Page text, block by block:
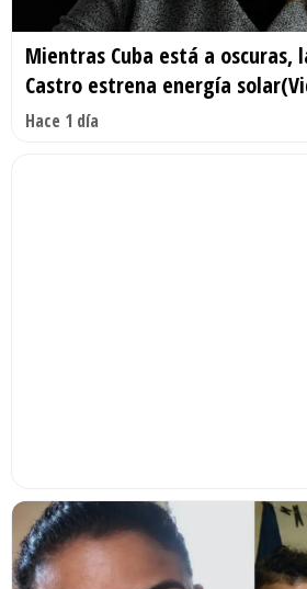
Mientras Cuba está a oscuras,
Castro estrena energía
Hace 1 día